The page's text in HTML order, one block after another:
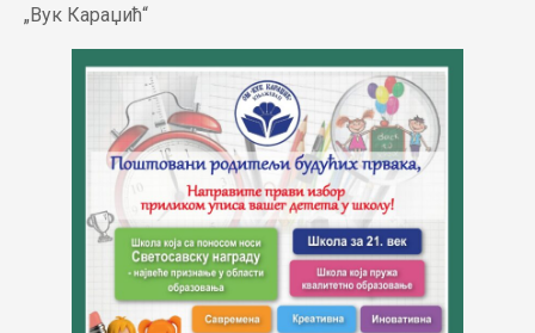
„Вук Караџић“